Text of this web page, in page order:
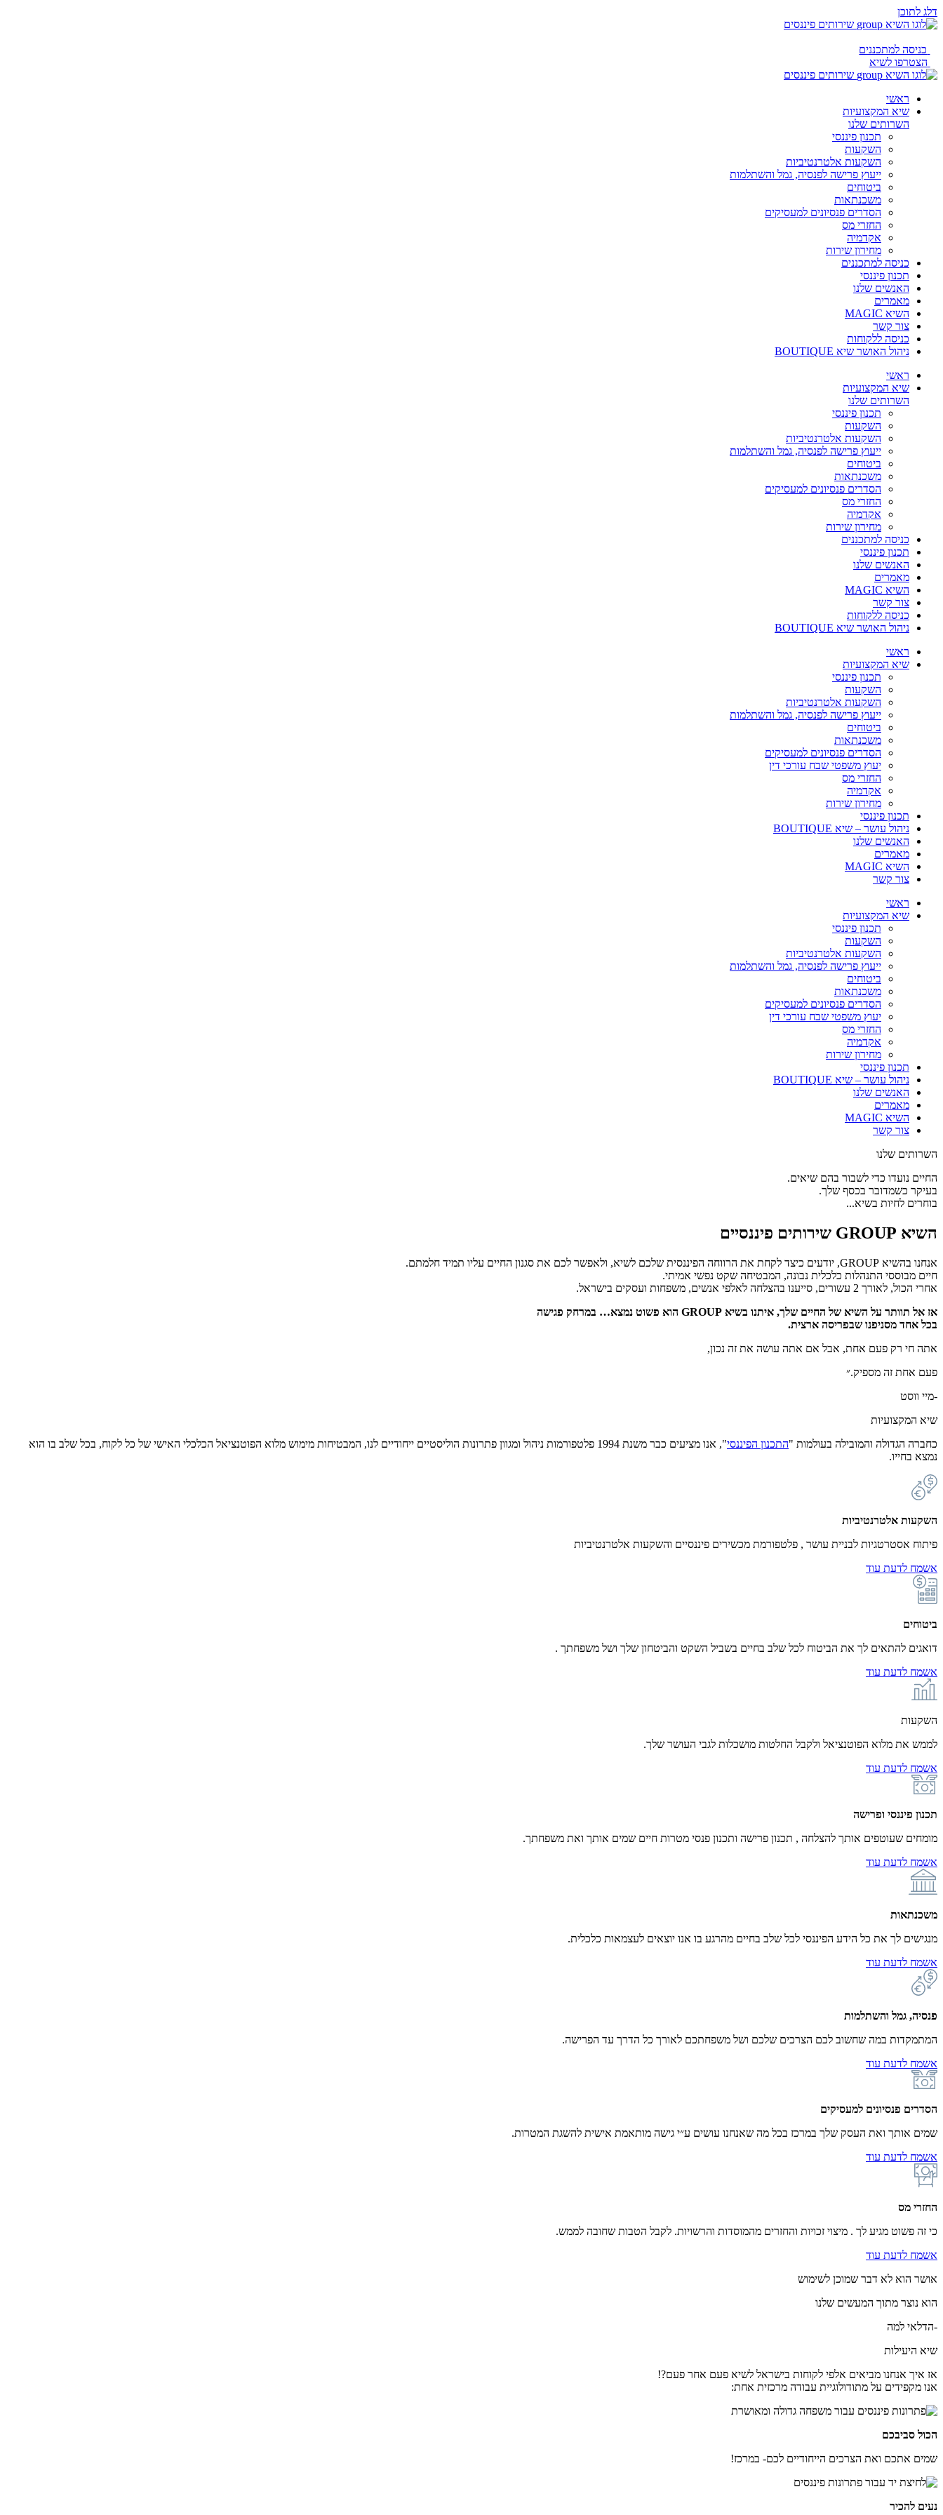
דלג לתוכן
כניסה למתכננים
הצטרפו לשיא
ראשי
שיא המקצועיות
השרותים שלנו
תכנון פיננסי
השקעות
השקעות אלטרנטיביות
ייעוץ פרישה לפנסיה, גמל והשתלמות
ביטוחים
משכנתאות
הסדרים פנסיונים למעסיקים
החזרי מס
אקדמיה
מחירון שירות
כניסה למתכננים
תכנון פיננסי
האנשים שלנו
מאמרים
השיא MAGIC
צור קשר
כניסה ללקוחות
ניהול האושר שיא BOUTIQUE
ראשי
שיא המקצועיות
השרותים שלנו
תכנון פיננסי
השקעות
השקעות אלטרנטיביות
ייעוץ פרישה לפנסיה, גמל והשתלמות
ביטוחים
משכנתאות
הסדרים פנסיונים למעסיקים
החזרי מס
אקדמיה
מחירון שירות
כניסה למתכננים
תכנון פיננסי
האנשים שלנו
מאמרים
השיא MAGIC
צור קשר
כניסה ללקוחות
ניהול האושר שיא BOUTIQUE
ראשי
שיא המקצועיות
תכנון פיננסי
השקעות
השקעות אלטרנטיביות
ייעוץ פרישה לפנסיה, גמל והשתלמות
ביטוחים
משכנתאות
הסדרים פנסיונים למעסיקים
יעוץ משפטי שבח עורכי דין
החזרי מס
אקדמיה
מחירון שירות
תכנון פיננסי
ניהול עושר – שיא BOUTIQUE
האנשים שלנו
מאמרים
השיא MAGIC
צור קשר
ראשי
שיא המקצועיות
תכנון פיננסי
השקעות
השקעות אלטרנטיביות
ייעוץ פרישה לפנסיה, גמל והשתלמות
ביטוחים
משכנתאות
הסדרים פנסיונים למעסיקים
יעוץ משפטי שבח עורכי דין
החזרי מס
אקדמיה
מחירון שירות
תכנון פיננסי
ניהול עושר – שיא BOUTIQUE
האנשים שלנו
מאמרים
השיא MAGIC
צור קשר
השרותים שלנו
החיים נועדו כדי לשבור בהם שיאים.
בעיקר כשמדובר בכסף שלך.
בוחרים לחיות בשיא...
השיא GROUP שירותים פיננסיים
אנחנו בהשיא GROUP, יודעים כיצד לקחת את הרווחה הפיננסית שלכם לשיא, ולאפשר לכם את סגנון החיים עליו תמיד חלמתם.
חיים מבוססי התנהלות כלכלית נבונה, המבטיחה שקט נפשי אמיתי.
אחרי הכול, לאורך 2 עשורים, סייענו בהצלחה לאלפי אנשים, משפחות ועסקים בישראל.
אז אל תוותר על השיא של החיים שלך, איתנו בשיא GROUP הוא פשוט נמצא… במרחק פגישה
בכל אחד מסניפנו שבפריסה ארצית.
אתה חי רק פעם אחת, אבל אם אתה עושה את זה נכון,
פעם אחת זה מספיק.״
-מיי ווסט
שיא המקצועיות
כחברה הגדולה והמובילה בעולמות "התכנון הפיננסי
", אנו מציעים כבר משנת 1994 פלטפורמות ניהול ומגוון פתרונות הוליסטיים ייחודיים לנו, המבטיחות מימוש מלוא הפוטנציאל הכלכלי האישי של כל לקוח, בכל שלב בו הוא
נמצא בחייו.
השקעות אלטרנטיביות
פיתוח אסטרטגיות לבניית עושר , פלטפורמת מכשירים פיננסיים והשקעות אלטרנטיביות
אשמח לדעת עוד
ביטוחים
דואגים להתאים לך את הביטוח לכל שלב בחיים בשביל השקט והביטחון שלך ושל משפחתך .
אשמח לדעת עוד
השקעות
לממש את מלוא הפוטנציאל ולקבל החלטות מושכלות לגבי העושר שלך.
אשמח לדעת עוד
תכנון פיננסי ופרישה
מומחים שעוטפים אותך להצלחה , תכנון פרישה ותכנון פנסי מטרות חיים שמים אותך ואת משפחתך.
אשמח לדעת עוד
משכנתאות
מנגישים לך את כל הידע הפיננסי לכל שלב בחיים מהרגע בו אנו יוצאים לעצמאות כלכלית.
אשמח לדעת עוד
פנסיה, גמל והשתלמות
המתמקדות במה שחשוב לכם הצרכים שלכם ושל משפחתכם לאורך כל הדרך עד הפרישה.
אשמח לדעת עוד
הסדרים פנסיונים למעסיקים
שמים אותך ואת העסק שלך במרכז בכל מה שאנחנו עושים ע״י גישה מותאמת אישית להשגת המטרות.
אשמח לדעת עוד
החזרי מס
כי זה פשוט מגיע לך . מיצוי זכויות והחזרים מהמוסדות והרשויות. לקבל הטבות שחובה לממש.
אשמח לדעת עוד
אושר הוא לא דבר שמוכן לשימוש
הוא נוצר מתוך המעשים שלנו
-הדלאי למה
שיא היעילות
אז איך אנחנו מביאים אלפי לקוחות בישראל לשיא פעם אחר פעם?!
אנו מקפידים על מתודולוגיית עבודה מרכזית אחת:
הכול סביבכם
שמים אתכם ואת הצרכים הייחודיים לכם- במרכז!
נעים להכיר